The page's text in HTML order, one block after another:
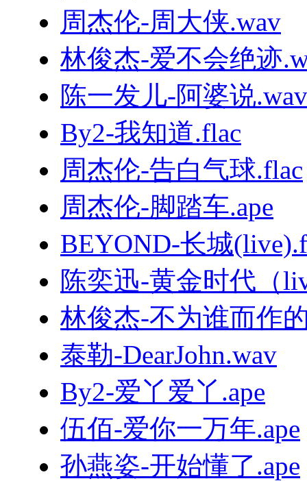
周杰伦-周大侠.wav
林俊杰-爱不会绝迹
陈一发儿-阿婆说.wav
By2-我知道.flac
周杰伦-告白气球.flac
周杰伦-脚踏车.ape
BEYOND-长城
陈奕迅-黄金时代（
林俊杰-不为谁而作
泰勒-DearJohn.wav
By2-爱丫爱丫.ape
伍佰-爱你一万年.ape
孙燕姿-开始懂了.ape